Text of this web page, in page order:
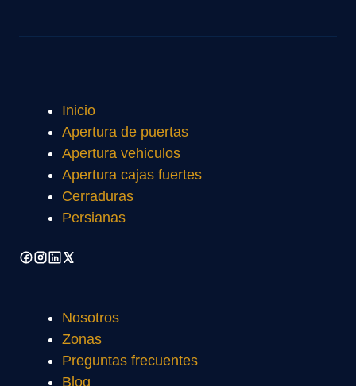
Inicio
Apertura de puertas
Apertura vehiculos
Apertura cajas fuertes
Cerraduras
Persianas
Nosotros
Zonas
Preguntas frecuentes
Blog